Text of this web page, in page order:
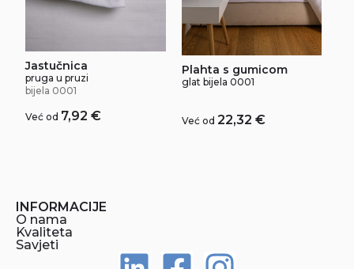
Jastučnica
pruga u pruzi
bijela 0001
Već od 7,92€
Plahta s gumicom
glat bijela 0001
Već od 22,32 €
INFORMACIJE
O nama
Kvaliteta
Savjeti